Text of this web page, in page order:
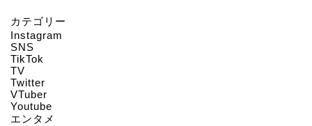
カテゴリー
Instagram
SNS
TikTok
TV
Twitter
VTuber
Youtube
エンタメ